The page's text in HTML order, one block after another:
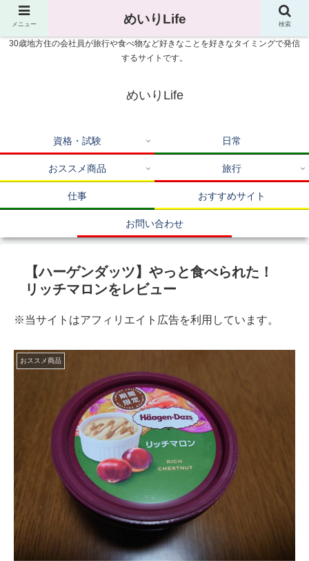
30歳地方住の会社員が旅行や食べ物など好きなことを好きなタイミングで発信
するサイトです。
めいりLife
資格・試験 日常
おススメ商品 旅行
仕事 おすすめサイト
お問い合わせ
【ハーゲンダッツ】やっと食べられた！
リッチマロンをレビュー
※当サイトはアフィリエイト広告を利用しています。
おススメ商品
メニュー めいりLife 検索